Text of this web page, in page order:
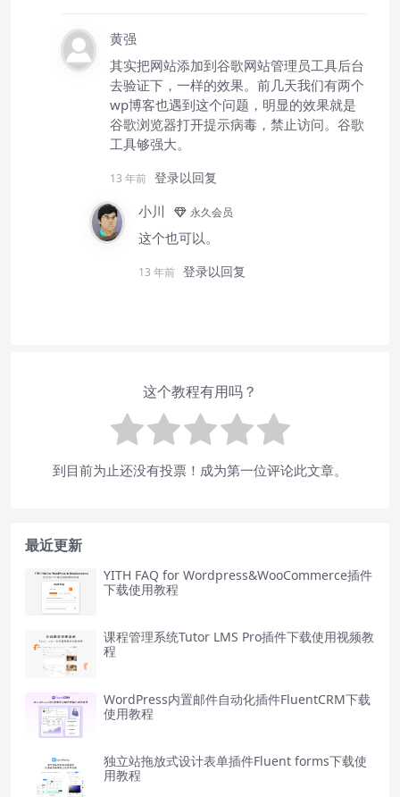
黄强
其实把网站添加到谷歌网站管理员工具后台
去验证下，一样的效果。前几天我们有两个
wp博客也遇到这个问题，明显的效果就是
谷歌浏览器打开提示病毒，禁止访问。谷歌
工具够强大。
13 年前 登录以回复
小川 永久会员
这个也可以。
13 年前 登录以回复
这个教程有用吗？
到目前为止还没有投票！成为第一位评论此文章。
最近更新
YITH FAQ for Wordpress&WooCommerce插件
下载使用教程
课程管理系统Tutor LMS Pro插件下载使用视频教
程
WordPress内置邮件自动化插件FluentCRM下载
使用教程
独立站拖放式设计表单插件Fluent forms下载使
用教程